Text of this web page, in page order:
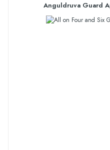
Anguldruva Guard